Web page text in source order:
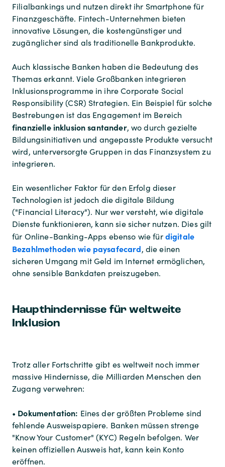
Filialbankings und nutzen direkt ihr Smartphone für
Finanzgeschäfte. Fintech-Unternehmen bieten
innovative Lösungen, die kostengünstiger und
zugänglicher sind als traditionelle Bankprodukte.
Auch klassische Banken haben die Bedeutung des
Themas erkannt. Viele Großbanken integrieren
Inklusionsprogramme in ihre Corporate Social
Responsibility (CSR) Strategien. Ein Beispiel für solche
Bestrebungen ist das Engagement im Bereich
finanzielle inklusion santander, wo durch gezielte
Bildungsinitiativen und angepasste Produkte versucht
wird, unterversorgte Gruppen in das Finanzsystem zu
integrieren.
Ein wesentlicher Faktor für den Erfolg dieser
Technologien ist jedoch die digitale Bildung
("Financial Literacy"). Nur wer versteht, wie digitale
Dienste funktionieren, kann sie sicher nutzen. Dies gilt
für Online-Banking-Apps ebenso wie fürdigitale
Bezahlmethoden wie paysafecard, die einen
sicheren Umgang mit Geld im Internet ermöglichen,
ohne sensible Bankdaten preiszugeben.
Haupthindernisse für weltweite
Inklusion
Trotz aller Fortschritte gibt es weltweit noch immer
massive Hindernisse, die Milliarden Menschen den
Zugang verwehren:
• Dokumentation: Eines der größten Probleme sind
fehlende Ausweispapiere. Banken müssen strenge
"Know Your Customer" (KYC) Regeln befolgen. Wer
keinen offiziellen Ausweis hat, kann kein Konto
eröffnen.